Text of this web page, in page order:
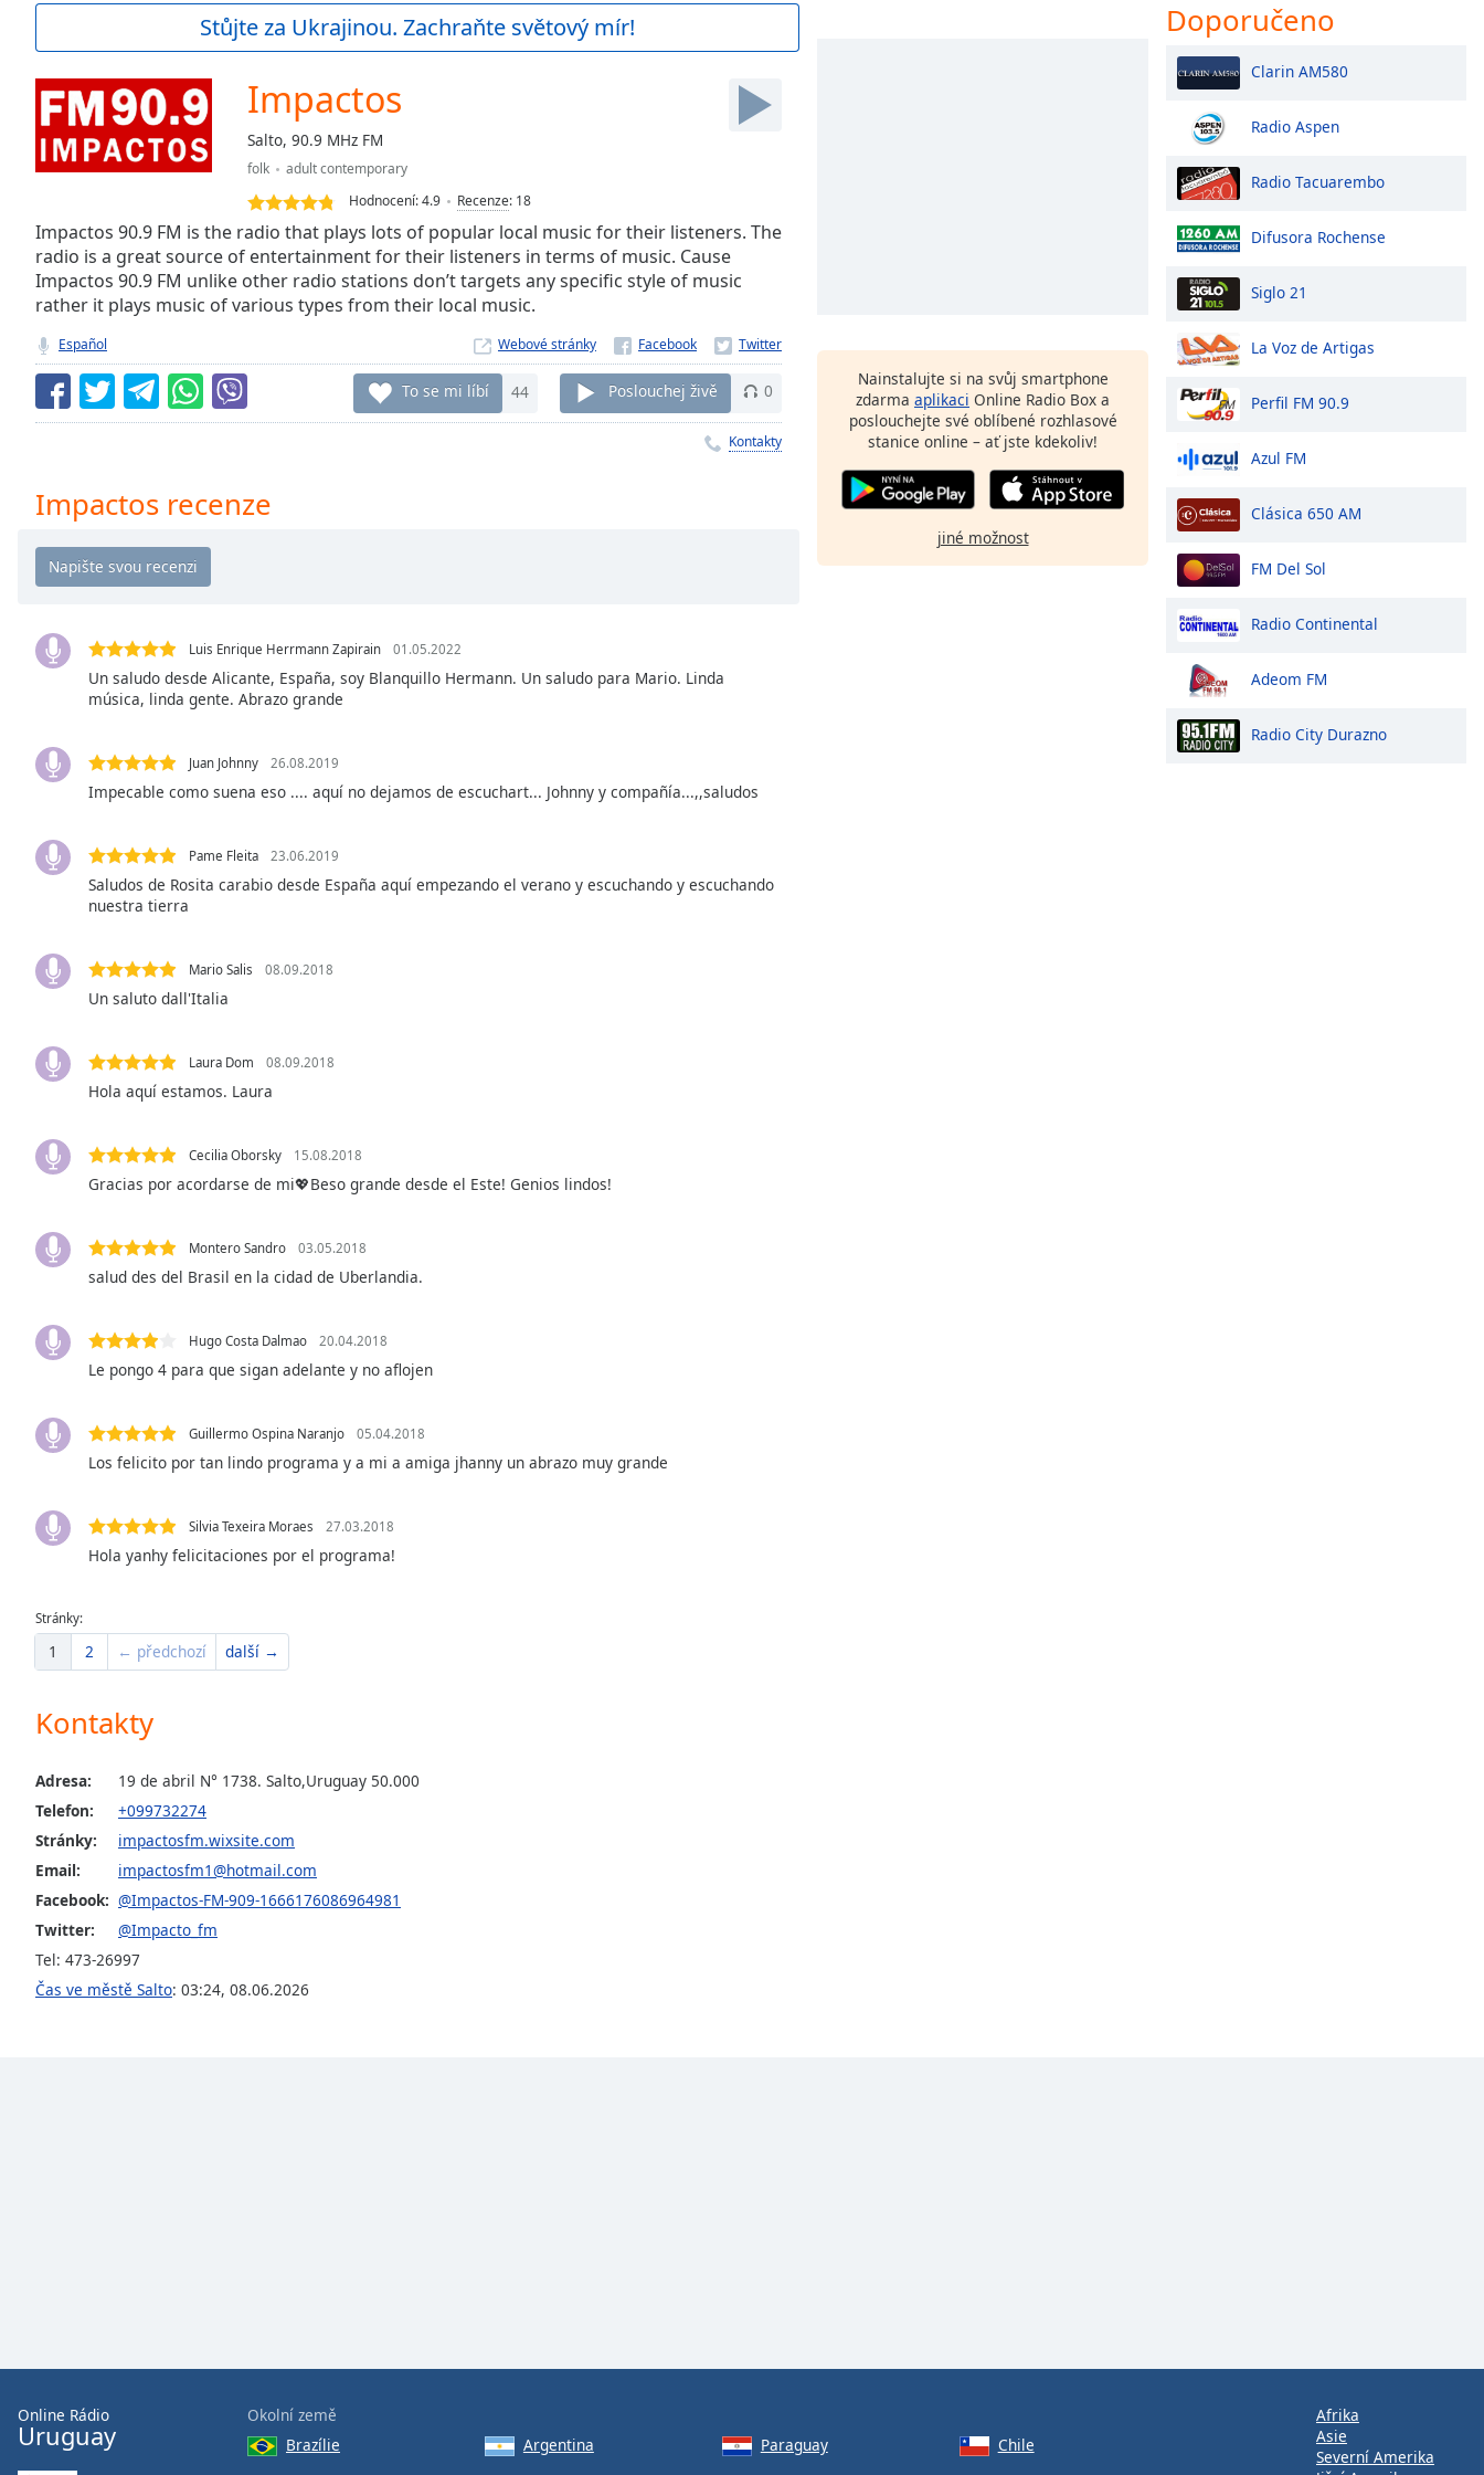
Current
Duration-:-
Loaded:
0.00%
Stream
Seek to
currently
behind
LIVE
Remaining
Time-
Chapters
Chapters
Descriptions
descriptions
off ,
selected
subtitles
settings,
subtitles
settings
dialog
subtitles
selected
Picture-
in-
window.
dialog
window.
cancel
window.
Color
Opacity
Color
Opacity
Caption
Background
Color
Reset
Done
Stůjte za Ukrajinou. Zachraňte světový mír!
Impactos
Salto, 90.9 MHz FM
folk
adult contemporary
Hodnocení:4.9 Recenze: 18
Impactos 90.9 FM is the radio that plays lots of popular local music for their listeners. The
radio is a great source of entertainment for their listeners in terms of music. Cause
Impactos 90.9 FM unlike other radio stations don’t targets any specific style of music
rather it plays music of various types from their local music.
Español Webové stránky
To se mi líbí 44 Poslouchej živě 0
Kontakty
Impactos recenze
Luis Enrique Herrmann Zapirain 01.05.2022
Un saludo desde Alicante, España, soy Blanquillo Hermann. Un saludo para Mario. Linda
música, linda gente. Abrazo grande
Juan Johnny 26.08.2019
Impecable como suena eso .... aquí no dejamos de escuchart... Johnny y compañía...,,saludos
Pame Fleita 23.06.2019
Saludos de Rosita carabio desde España aquí empezando el verano y escuchando y escuchando
nuestra tierra
Mario Salis 08.09.2018
Un saluto dall'Italia
Laura Dom 08.09.2018
Hola aquí estamos. Laura
Cecilia Oborsky 15.08.2018
Gracias por acordarse de mi💖Beso grande desde el Este! Genios lindos!
Montero Sandro 03.05.2018
salud des del Brasil en la cidad de Uberlandia.
Hugo Costa Dalmao 20.04.2018
Le pongo 4 para que sigan adelante y no aflojen
Guillermo Ospina Naranjo 05.04.2018
Los felicito por tan lindo programa y a mi a amiga jhanny un abrazo muy grande
Silvia Texeira Moraes 27.03.2018
Hola yanhy felicitaciones por el programa!
Stránky:
1 2 ← předchozí další →
Kontakty
Adresa:
19 de abril N° 1738. Salto,Uruguay 50.000
Telefon:
+099732274
Stránky:
impactosfm.wixsite.com
Email:
impactosfm1@hotmail.com
Facebook: @Impactos-FM-909-1666176086964981
Twitter:
@Impacto_fm
Tel: 473-26997
Čas ve městě Salto: 03:24, 08.06.2026
Nainstalujte si na svůj smartphone
zdarma aplikaci Online Radio Box a
poslouchejte své oblíbené rozhlasové
stanice online – ať jste kdekoliv!
jiné možnost
Doporučeno
Clarin AM580
Radio Aspen
Radio Tacuarembo
Difusora Rochense
Siglo 21
La Voz de Artigas
Perfil FM 90.9
Azul FM
Clásica 650 AM
FM Del Sol
Radio Continental
Adeom FM
Radio City Durazno
Online Rádio
Uruguay
Okolní země
Brazílie
Argentina Paraguay Chile
Afrika
Asie
Severní Amerika